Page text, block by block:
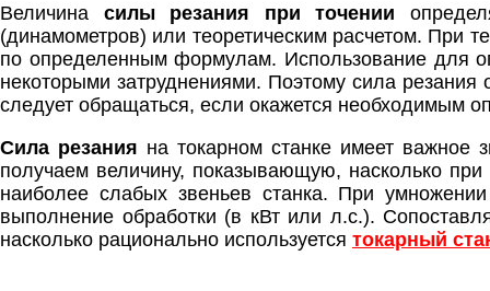
Величина силы резания при точении
(динамометров) или теоретическим расчетом. При
по определенным формулам. Использование для
некоторыми затруднениями. Поэтому сила
следует обращаться, если окажется необходимым
Сила резания на токарном станке имеет важное
получаем величину, показывающую, насколько
наиболее слабых звеньев станка. При
выполнение обработки (в кВт или л.с.).
насколько рационально используется токарный